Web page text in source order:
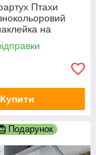
Птахи
на
для кухні
мм
Купити
Подарунок